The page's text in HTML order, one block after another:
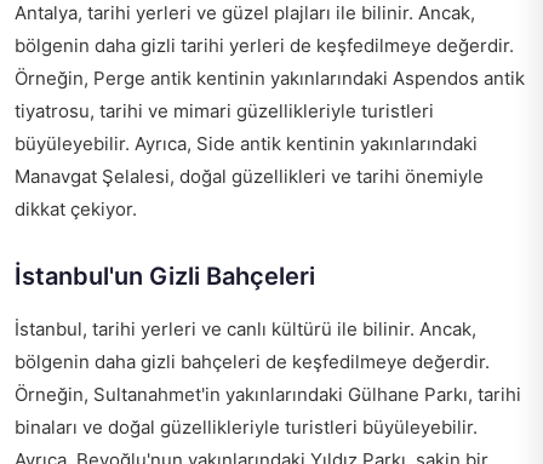
Antalya, tarihi yerleri ve güzel plajları ile bilinir. Ancak,
bölgenin daha gizli tarihi yerleri de keşfedilmeye değerdir.
Örneğin, Perge antik kentinin yakınlarındaki Aspendos antik
tiyatrosu, tarihi ve mimari güzellikleriyle turistleri
büyüleyebilir. Ayrıca, Side antik kentinin yakınlarındaki
Manavgat Şelalesi, doğal güzellikleri ve tarihi önemiyle
dikkat çekiyor.
İstanbul'un Gizli Bahçeleri
İstanbul, tarihi yerleri ve canlı kültürü ile bilinir. Ancak,
bölgenin daha gizli bahçeleri de keşfedilmeye değerdir.
Örneğin, Sultanahmet'in yakınlarındaki Gülhane Parkı, tarihi
binaları ve doğal güzellikleriyle turistleri büyüleyebilir.